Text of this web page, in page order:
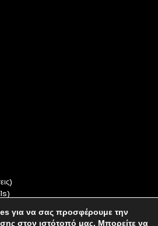
για να σας προσφέρουμε την
στον ιστότοπό μας. Μπορείτε να